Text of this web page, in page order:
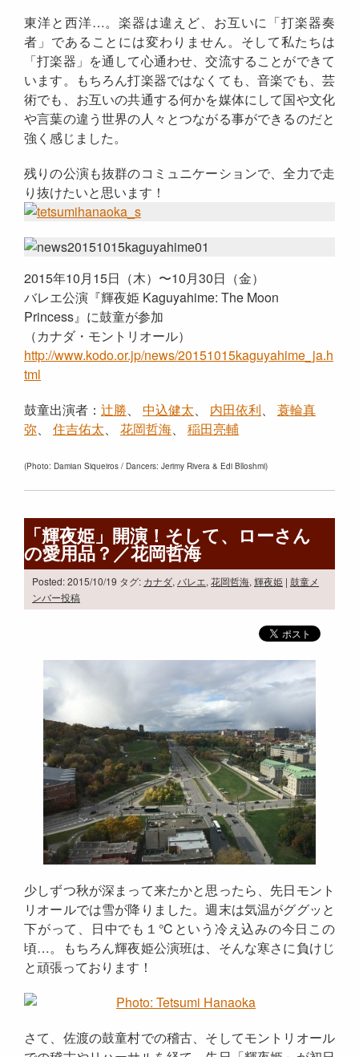
東洋と西洋…。楽器は違えど、お互いに「打楽器奏
者」であることには変わりません。そして私たちは
「打楽器」を通して心通わせ、交流することができて
います。もちろん打楽器ではなくても、音楽でも、芸
術でも、お互いの共通する何かを媒体にして国や文化
や言葉の違う世界の人々とつながる事ができるのだと
強く感じました。
残りの公演も抜群のコミュニケーションで、全力で走
り抜けたいと思います！
2015年10月15日（木）〜10月30日（金）
バレエ公演『輝夜姫 Kaguyahime: The Moon
Princess』に鼓童が参加
（カナダ・モントリオール）
http://www.kodo.or.jp/news/20151015kaguyahime_ja.h
tml
鼓童出演者： 辻勝 中込健太 内田依利
蓑輪真
弥
住吉佑太 花岡哲海 稲田亮輔
(Photo: Damian Siqueiros / Dancers: Jerimy Rivera & Edi Blloshmi)
「輝夜姫」開演！そして、ローさん
の愛用品？／花岡哲海
Posted: 2015/10/19 タグ: カナダ, バレエ, 花岡哲海, 輝夜姫 | 鼓童メ
ンバー投稿
少しずつ秋が深まって来たかと思ったら、先日モント
リオールでは雪が降りました。週末は気温がググッと
下がって、日中でも１℃という冷え込みの今日この
頃…。もちろん輝夜姫公演班は、そんな寒さに負けじ
と頑張っております！
さて、佐渡の鼓童村での稽古、そしてモントリオール